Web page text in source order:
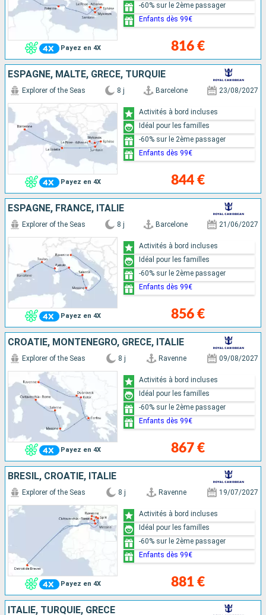
Payez en 4X 816 €
-60% sur le 2ème passager
Enfants dès 99€
ESPAGNE, MALTE, GRÈCE, TURQUIE
Payez en 4X
Explorer of the Seas 8 j Barcelone 23/08/2027
844 €
Activités à bord incluses
Idéal pour les familles
-60% sur le 2ème passager
Enfants dès 99€
ESPAGNE, FRANCE, ITALIE
Payez en 4X
Explorer of the Seas 8 j Barcelone 21/06/2027
856 €
Activités à bord incluses
Idéal pour les familles
-60% sur le 2ème passager
Enfants dès 99€
CROATIE, MONTÉNÉGRO, GRÈCE, ITALIE
Payez en 4X
Explorer of the Seas 8 j Ravenne 09/08/2027
867 €
Activités à bord incluses
Idéal pour les familles
-60% sur le 2ème passager
Enfants dès 99€
BRÉSIL, CROATIE, ITALIE
Payez en 4X
Explorer of the Seas 8 j Ravenne 19/07/2027
881 €
Activités à bord incluses
Idéal pour les familles
-60% sur le 2ème passager
Enfants dès 99€
ITALIE, TURQUIE, GRÈCE